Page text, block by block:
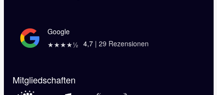
Google
★★★★½ 4,7| 29 Rezensionen
Mitgliedschaften